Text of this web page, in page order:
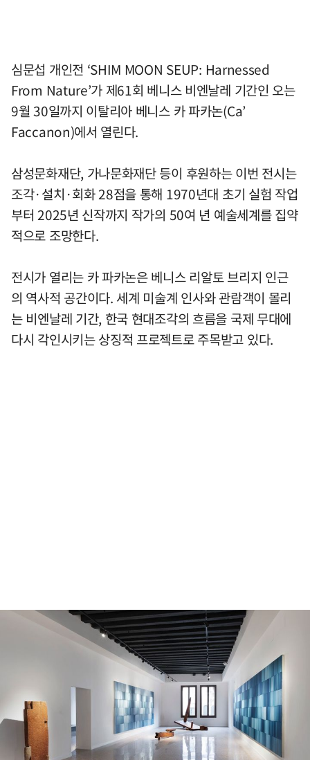
심문섭 개인전 ‘SHIM MOON SEUP: Harnessed
From Nature’가 제61회 베니스 비엔날레 기간인 오는
9월 30일까지 이탈리아 베니스 카 파카논(Ca’
Faccanon)에서 열린다.
삼성문화재단, 가나문화재단 등이 후원하는 이번 전시는
조각·설치·회화 28점을 통해 1970년대 초기 실험 작업
부터 2025년 신작까지 작가의 50여 년 예술세계를 집약
적으로 조망한다.
전시가 열리는 카 파카논은 베니스 리알토 브리지 인근
의 역사적 공간이다. 세계 미술계 인사와 관람객이 몰리
는 비엔날레 기간, 한국 현대조각의 흐름을 국제 무대에
다시 각인시키는 상징적 프로젝트로 주목받고 있다.